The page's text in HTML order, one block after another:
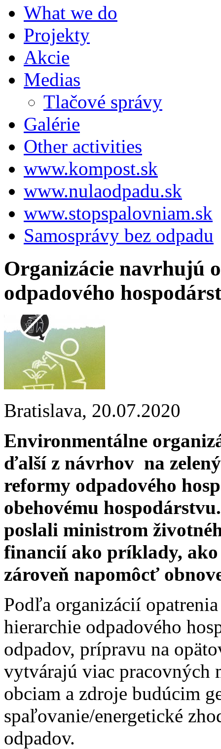
What we do
Projekty
Akcie
Medias
Tlačové správy
Galérie
Other activities
www.kompost.sk
www.nulaodpadu.sk
www.stopspalovniam.sk
Samosprávy bez odpadu
Organizácie navrhujú
odpadového
Bratislava, 20.07.2020
Environmentálne
ďalší z návrhov na
reformy odpadového
obehovému
poslali ministrom
financií ako príklady,
zároveň napomôcť
Podľa organizácií
hierarchie odpadového
odpadov, prípravu na
vytvárajú viac pracovných
obciam a zdroje budúcim
spaľovanie/energetické
odpadov.